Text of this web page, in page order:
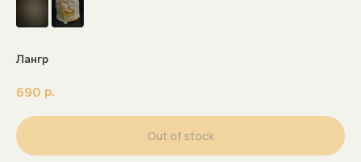
Лангр
690 р.
Out of stock